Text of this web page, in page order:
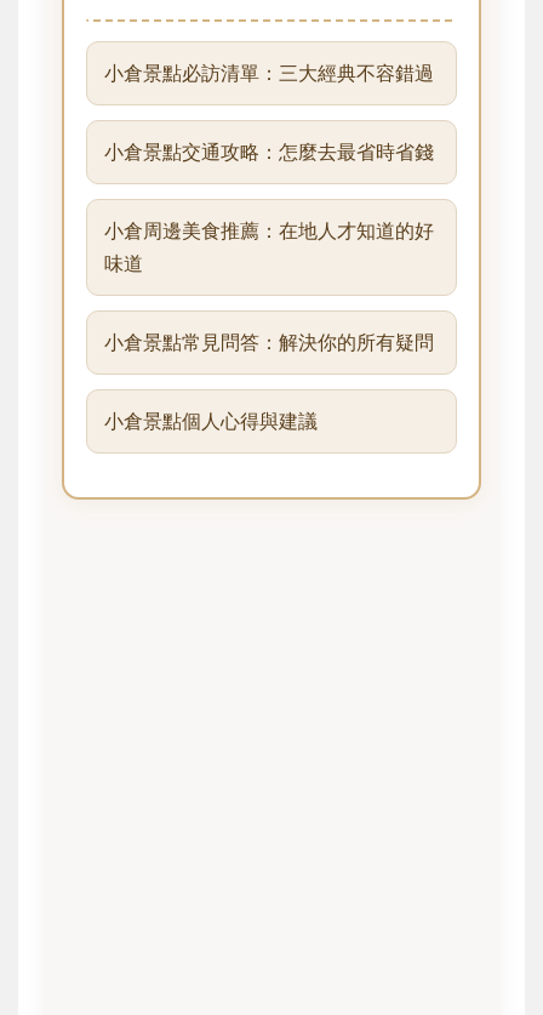
小倉景點必訪清單：三大經典不容錯過
小倉景點交通攻略：怎麼去最省時省錢
小倉周邊美食推薦：在地人才知道的好
味道
小倉景點常見問答：解決你的所有疑問
小倉景點個人心得與建議